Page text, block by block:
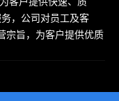
，公司对员工及客
宗旨，为客户提供优质